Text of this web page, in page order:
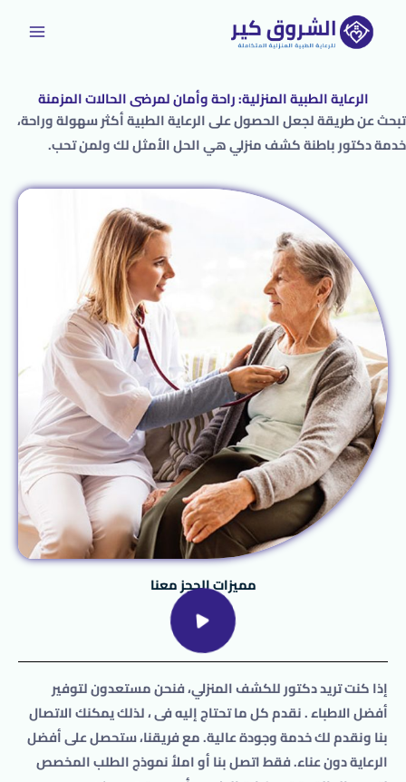
الرعاية الطبية المنزلية: راحة وأمان لمرضى الحالات المزمنة
تبحث عن طريقة لجعل الحصول على الرعاية الطبية أكثر سهولة وراحة،
خدمة دكتور باطنة كشف منزلي هي الحل الأمثل لك ولمن تحب.
مميزات الحجز معنا
إذا كنت تريددكتورللكشف المنزلي، فنحن مستعدون لتوفير
أفضل الاطباء . نقدم كل ما تحتاج إليه فى ، لذلك يمكنك الاتصال
بنا ونقدم لك خدمة وجودة عالية. مع فريقنا، ستحصل على أفضل
الرعاية دون عناء. فقط اتصل بنا أو املأ نموذج الطلب المخصص